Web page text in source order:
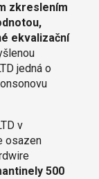
zkreslením
ekvalizační
jedná o
v
osazen
500